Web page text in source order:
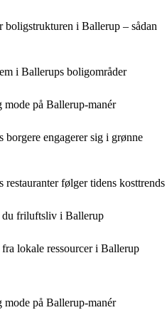
i Ballerup – sådan
i Ballerups boligområder
på Ballerup-manér
engagerer sig i grønne
følger tidens kosttrends
du friluftsliv i Ballerup
lokale ressourcer i Ballerup
på Ballerup-manér